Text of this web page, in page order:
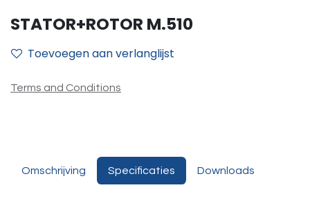
STATOR+ROTOR M.510
Toevoegen aan verlanglijst
Terms and Conditions
Omschrijving Specificaties Downloads